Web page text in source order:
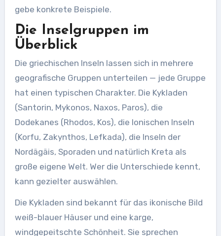
gebe konkrete Beispiele.
Die Inselgruppen im
Überblick
Die griechischen Inseln lassen sich in mehrere
geografische Gruppen unterteilen — jede Gruppe
hat einen typischen Charakter. Die Kykladen
(Santorin, Mykonos, Naxos, Paros), die
Dodekanes (Rhodos, Kos), die Ionischen Inseln
(Korfu, Zakynthos, Lefkada), die Inseln der
Nordägäis, Sporaden und natürlich Kreta als
große eigene Welt. Wer die Unterschiede kennt,
kann gezielter auswählen.
Die Kykladen sind bekannt für das ikonische Bild
weiß-blauer Häuser und eine karge,
windgepeitschte Schönheit. Sie sprechen